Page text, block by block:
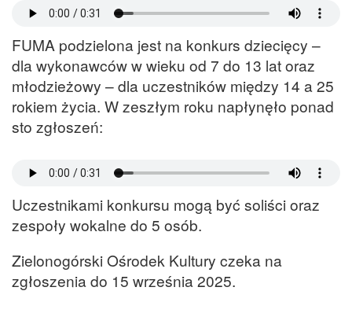
FUMA podzielona jest na konkurs dziecięcy –
dla wykonawców w wieku od 7 do 13 lat oraz
młodzieżowy – dla uczestników między 14 a 25
rokiem życia. W zeszłym roku napłynęło ponad
sto zgłoszeń:
Uczestnikami konkursu mogą być soliści oraz
zespoły wokalne do 5 osób.
Zielonogórski Ośrodek Kultury czeka na
zgłoszenia do 15 września 2025.